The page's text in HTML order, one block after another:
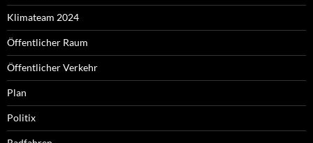
Klimateam 2024
Öffentlicher Raum
Öffentlicher Verkehr
Plan
Politix